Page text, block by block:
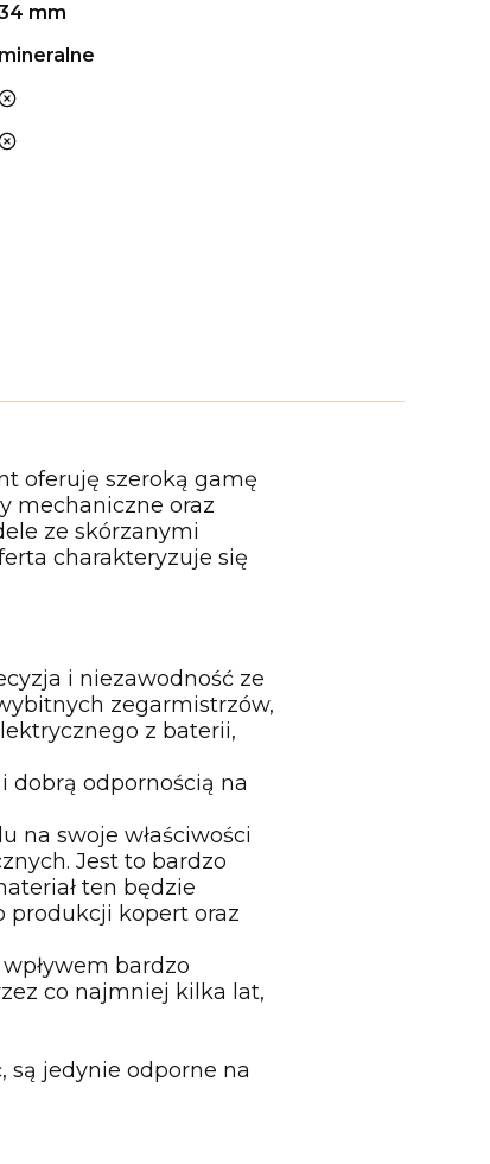
mm
mineralne
oferuję szeroką gamę
mechaniczne oraz
ze skórzanymi
charakteryzuje się
i niezawodność ze
zegarmistrzów,
z baterii,
dobrą odpornością na
na swoje właściwości
Jest to bardzo
ten będzie
produkcji kopert oraz
bardzo
co najmniej kilka lat,
są jedynie odporne na